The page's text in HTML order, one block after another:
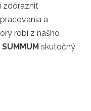
zdôrazniť
a
robí z nášho
skutočný